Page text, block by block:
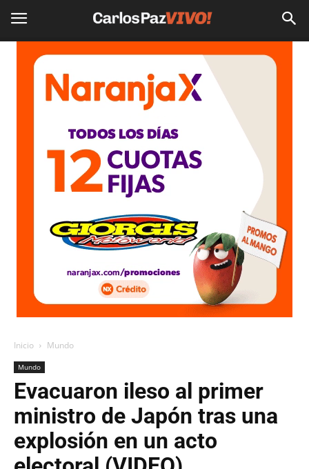
Inicio Mundo
Mundo
Evacuaron ileso al primer
ministro de Japón tras una
explosión en un acto